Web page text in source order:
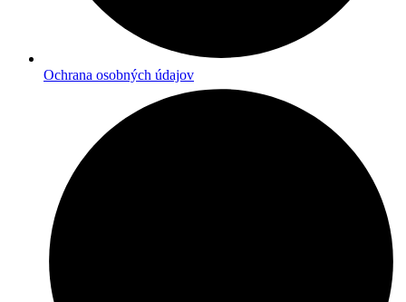
Ochrana osobných údajov